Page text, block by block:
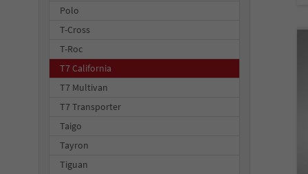
Polo
T-Cross
T-Roc
T7 California
T7 Multivan
T7 Transporter
Taigo
Tayron
Tiguan